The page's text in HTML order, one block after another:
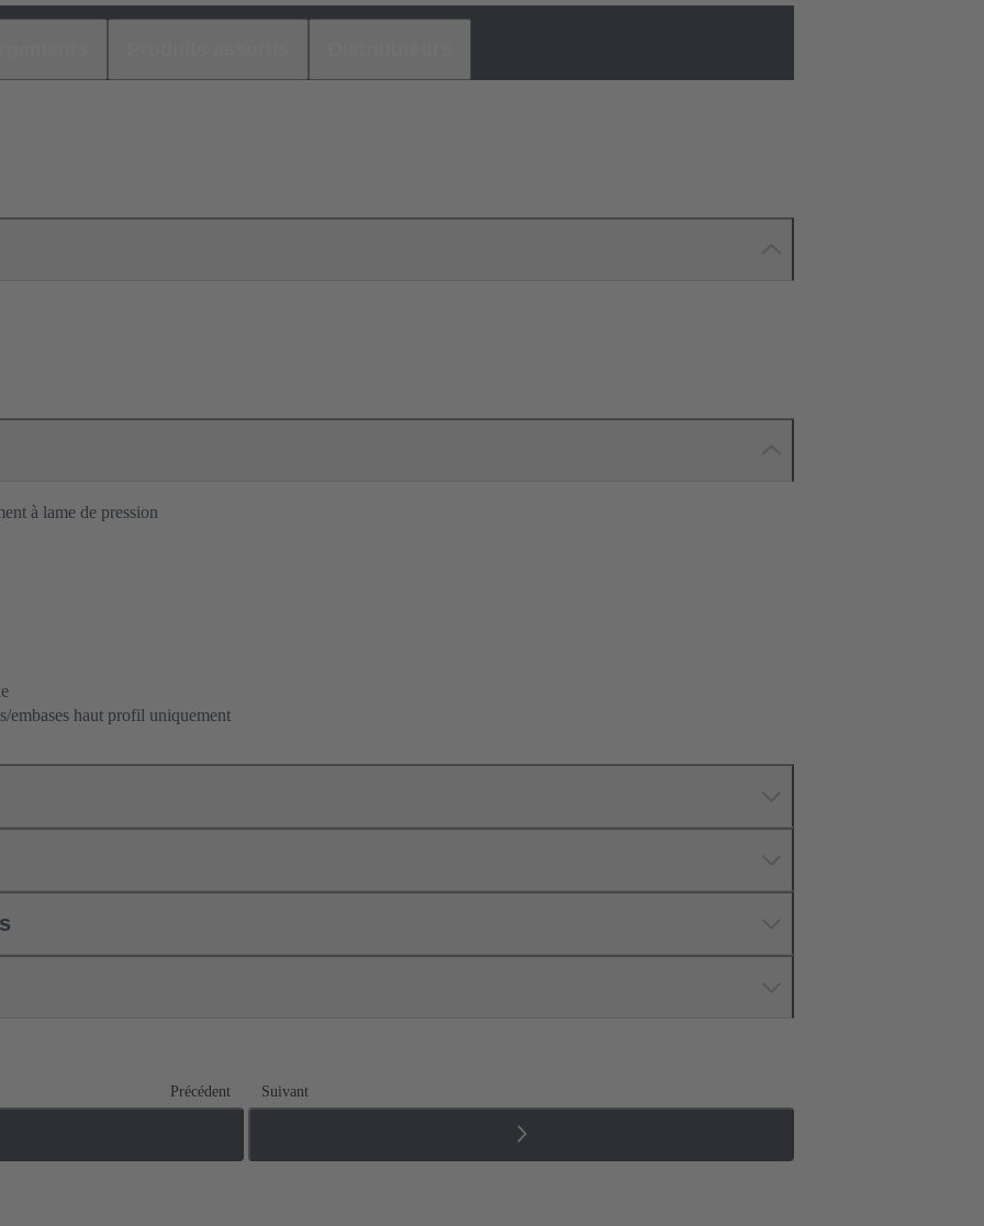
à lame de pression
embases haut profil uniquement
Précédent Suivant